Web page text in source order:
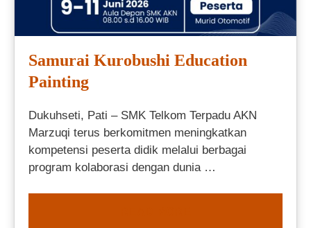
Samurai Kurobushi Education
Painting
Dukuhseti, Pati – SMK Telkom Terpadu AKN
Marzuqi terus berkomitmen meningkatkan
kompetensi peserta didik melalui berbagai
program kolaborasi dengan dunia …